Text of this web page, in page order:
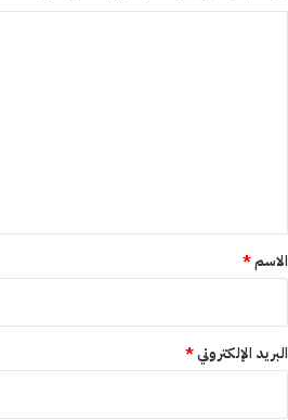
*
الاسم*
البريد الإلكتروني*